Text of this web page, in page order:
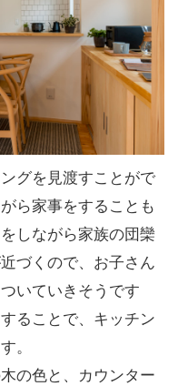
グを見渡すことがで
ら家事をすることも
しながら家族の団欒
づくので、お子さん
いていきそうです
ることで、キッチン
。
の色と、カウンター